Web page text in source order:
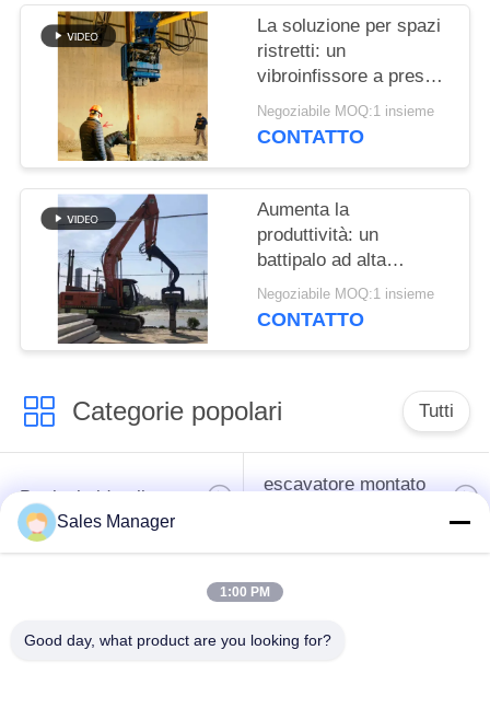
La soluzione per spazi
ristretti: un
vibroinfissore a presa
laterale con design
compatto per cantieri
Negoziabile MOQ:1 insieme
CONTATTO
Aumenta la
produttività: un
battipalo ad alta
velocità con potente
vibrazione per
Negoziabile MOQ:1 insieme
CONTATTO
Categorie popolari Tutti
Battipalo idraulico
escavatore montato
della presa
Sales Manager
1:00 PM
Good day, what product are you looking for?